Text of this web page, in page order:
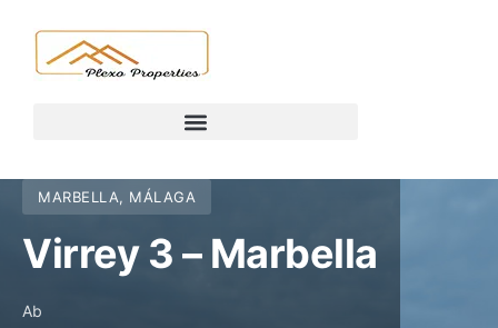
MARBELLA, MÁLAGA
Virrey 3 – Marbella
Ab